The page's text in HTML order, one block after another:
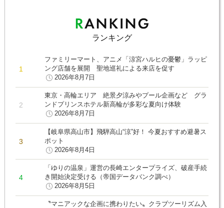
ランキング
ファミリーマート、アニメ「涼宮ハルヒの憂鬱」ラッピ
ング店舗を展開 聖地巡礼による来店を促す
2026年8月7日
東京・高輪エリア 絶景夕涼みやプール企画など グラ
ンドプリンスホテル新高輪が多彩な夏向け体験
2026年8月7日
【岐阜県高山市】飛騨高山“涼”好！ 今夏おすすめ避暑ス
ポット
2026年8月4日
「ゆりの温泉」運営の長崎エンタープライズ、破産手続
き開始決定受ける（帝国データバンク調べ）
2026年8月5日
〝マニアックな企画に携わりたい〟クラブツーリズム入